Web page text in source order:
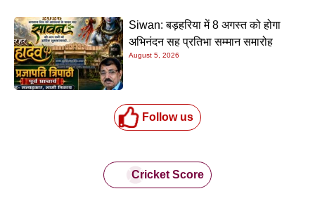
Siwan: बड़हरिया में 8 अगस्त को होगा
अभिनंदन सह प्रतिभा सम्मान समारोह
August 5, 2026
Follow us
Cricket Score